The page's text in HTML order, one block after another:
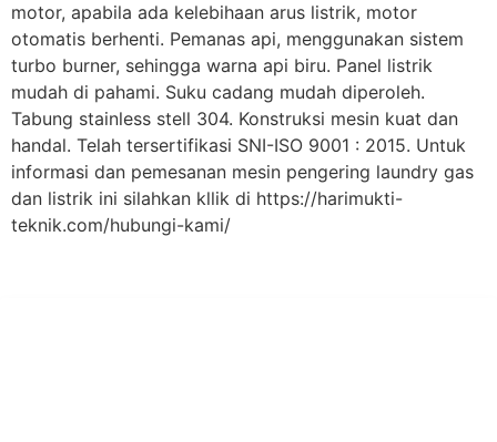
motor, apabila ada kelebihaan arus listrik, motor
otomatis berhenti. Pemanas api, menggunakan sistem
turbo burner, sehingga warna api biru. Panel listrik
mudah di pahami. Suku cadang mudah diperoleh.
Tabung stainless stell 304. Konstruksi mesin kuat dan
handal. Telah tersertifikasi SNI-ISO 9001 : 2015. Untuk
informasi dan pemesanan mesin pengering laundry gas
dan listrik ini silahkan kllik di https://harimukti-
teknik.com/hubungi-kami/